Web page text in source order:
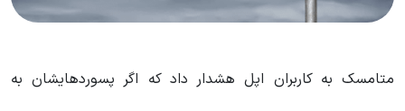
متامسک به کاربران اپل هشدار داد که اگر پسوردهایشان به